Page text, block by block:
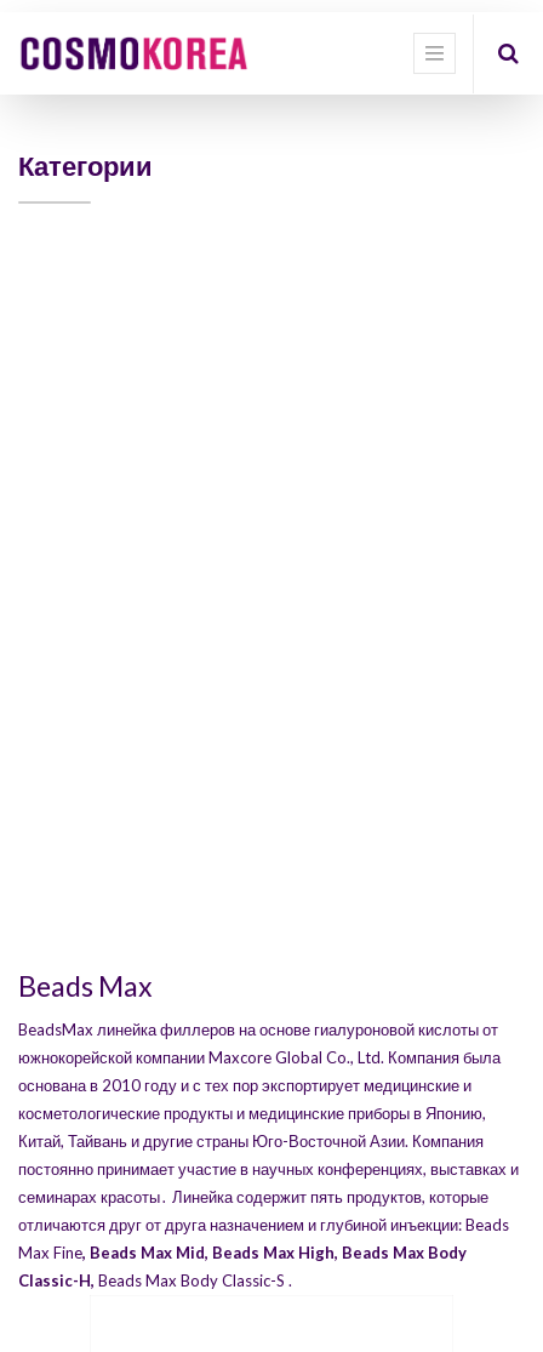
Категории
Beads Max
BeadsMax линейка филлеров на основе гиалуроновой кислоты от
южнокорейской компании Maxcore Global Co., Ltd. Компания была
основана в 2010 году и с тех пор экспортирует медицинские и
косметологические продукты и медицинские приборы в Японию,
Китай, Тайвань и другие страны Юго-Восточной Азии. Компания
постоянно принимает участие в научных конференциях, выставках и
семинарах красоты․ Линейкасодержит пять продуктов, которые
отличаются друг от друга назначением и глубиной инъекции:Beads
Max Fine, Beads Max Mid, Beads Max High, Beads Max Body
Classic-H, Beads Max Body Classic-S .
categories
options